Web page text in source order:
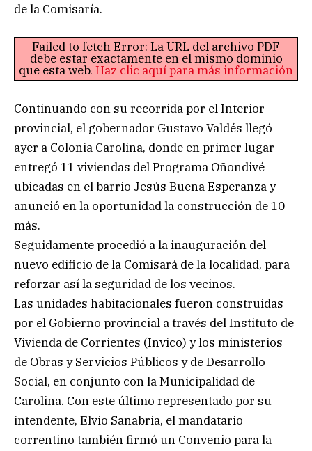
de la Comisaría.
Failed to fetch Error: La URL del archivo PDF
debe estar exactamente en el mismo dominio
que esta web. Haz clic aquí para más información
Continuando con su recorrida por el Interior
provincial, el gobernador Gustavo Valdés llegó
ayer a Colonia Carolina, donde en primer lugar
entregó 11 viviendas del Programa Oñondivé
ubicadas en el barrio Jesús Buena Esperanza y
anunció en la oportunidad la construcción de 10
más.
Seguidamente procedió a la inauguración del
nuevo edificio de la Comisará de la localidad, para
reforzar así la seguridad de los vecinos.
Las unidades habitacionales fueron construidas
por el Gobierno provincial a través del Instituto de
Vivienda de Corrientes (Invico) y los ministerios
de Obras y Servicios Públicos y de Desarrollo
Social, en conjunto con la Municipalidad de
Carolina. Con este último representado por su
intendente, Elvio Sanabria, el mandatario
correntino también firmó un Convenio para la